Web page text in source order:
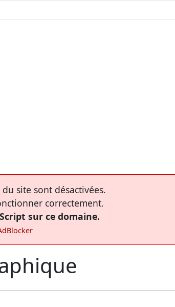
site sont désactivées.
correctement.
sur ce domaine.